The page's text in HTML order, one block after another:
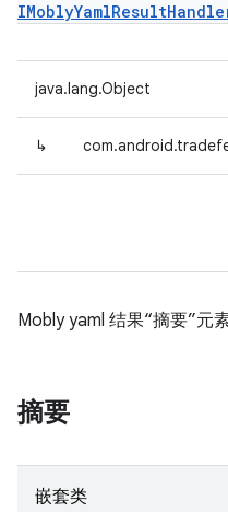
java.lang.Object
↳
Mobly yaml 结果“摘要”元
摘要
嵌套类